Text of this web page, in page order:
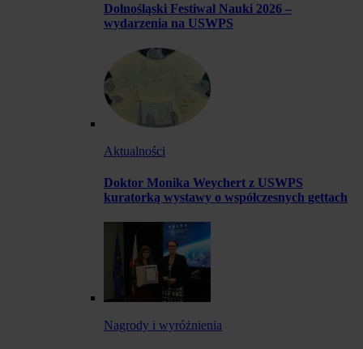
Dolnośląski Festiwal Nauki 2026 –
wydarzenia na USWPS
Aktualności
Doktor Monika Weychert z USWPS
kuratorką wystawy o współczesnych gettach
Nagrody i wyróżnienia